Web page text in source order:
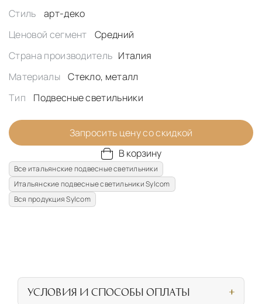
Стиль
арт-деко
Ценовой сегмент
Средний
Страна производитель Италия
Материалы
Стекло, металл
Тип
Подвесные светильники
Запросить цену со скидкой
В корзину
Все итальянские подвесные светильники
Итальянские подвесные светильники Sylcom
Вся продукция Sylcom
УСЛОВИЯ И СПОСОБЫ ОПЛАТЫ